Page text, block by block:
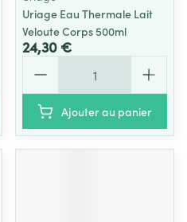
Uriage Eau Thermale Lait
Veloute Corps 500ml
24,30 €
Ajouter au panier